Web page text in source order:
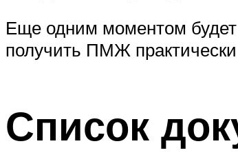
Еще одним моментом будет
получить ПМЖ
Список